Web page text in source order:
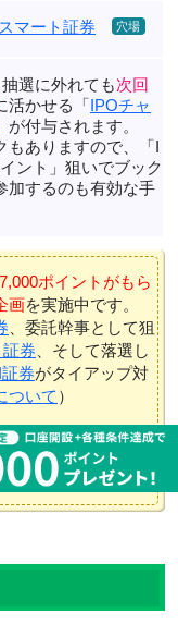
マート証券
抽選に外れても次回
活かせる「IPOチャ
が付与されます。
ありますので、
「I
ント」狙いでブック
加するのも有効な手
ポイントがもら
画を実施中です。
、委託幹事として狙
券 、そして落選し
券がタイアップ対
ついて ）